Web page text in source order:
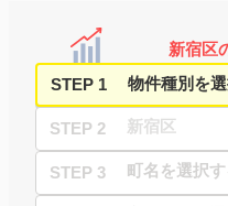
新宿区
STEP 1
STEP 2
STEP 3